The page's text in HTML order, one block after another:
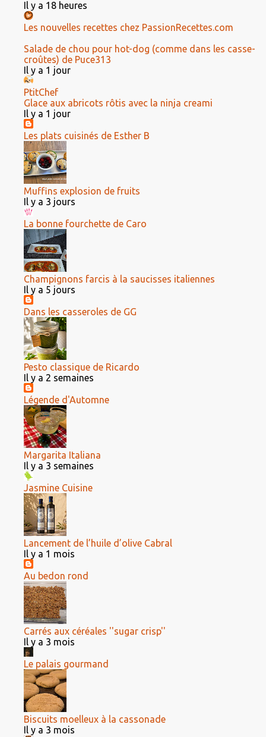
Il y a 18 heures
Les nouvelles recettes chez PassionRecettes.com
Salade de chou pour hot-dog (comme dans les casse-
croûtes) de Puce313
Il y a 1 jour
PtitChef
Glace aux abricots rôtis avec la ninja creami
Il y a 1 jour
Les plats cuisinés de Esther B
Muffins explosion de fruits
Il y a 3 jours
La bonne fourchette de Caro
Champignons farcis à la saucisses italiennes
Il y a 5 jours
Dans les casseroles de GG
Pesto classique de Ricardo
Il y a 2 semaines
Légende d'Automne
Margarita Italiana
Il y a 3 semaines
Jasmine Cuisine
Lancement de l’huile d’olive Cabral
Il y a 1 mois
Au bedon rond
Carrés aux céréales ''sugar crisp''
Il y a 3 mois
Le palais gourmand
Biscuits moelleux à la cassonade
Il y a 3 mois